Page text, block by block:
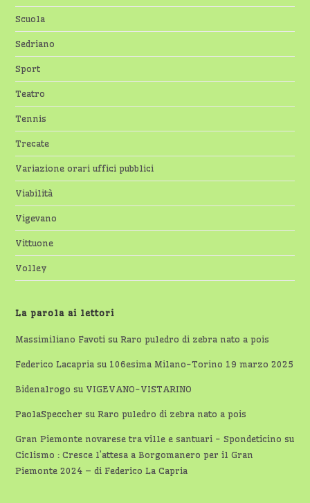
Scuola
Sedriano
Sport
Teatro
Tennis
Trecate
Variazione orari uffici pubblici
Viabilità
Vigevano
Vittuone
Volley
La parola ai lettori
Massimiliano Favoti suRaro puledro di zebra nato a pois
Federico Lacapria su 106esima Milano-Torino 19 marzo 2025
Bidenalrogo su VIGEVANO-VISTARINO
PaolaSpeccher suRaro puledro di zebra nato a pois
Gran Piemonte novarese tra ville e santuari - Spondeticino su
Ciclismo : Cresce l’attesa a Borgomanero per il Gran
Piemonte 2024 – di Federico La Capria